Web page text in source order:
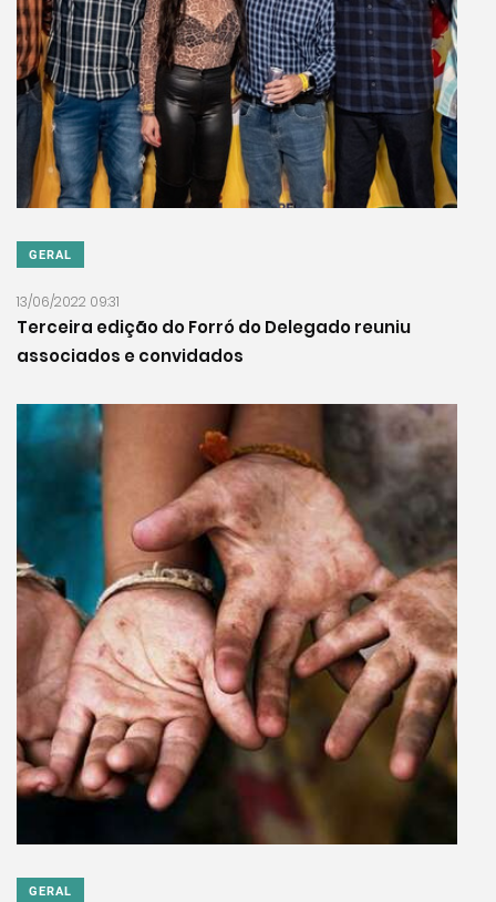
GERAL
13/06/2022 09:31
Terceira edição do Forró do Delegado reuniu
associados e convidados
GERAL